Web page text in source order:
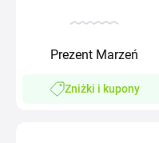
Prezent Marzeń
Zniżki i kupony